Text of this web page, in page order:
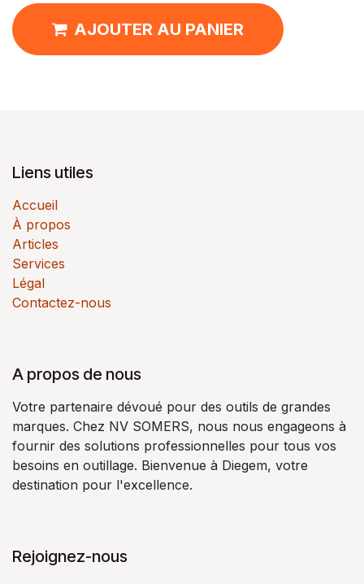
AJOUTER AU PANIER
Liens utiles
Accueil
À propos
Articles
Services
Légal
Contactez-nous
A propos de nous
Votre partenaire dévoué pour des outils de grandes
marques. Chez NV SOMERS, nous nous engageons à
fournir des solutions professionnelles pour tous vos
besoins en outillage. Bienvenue à Diegem, votre
destination pour l'excellence.
Rejoignez-nous